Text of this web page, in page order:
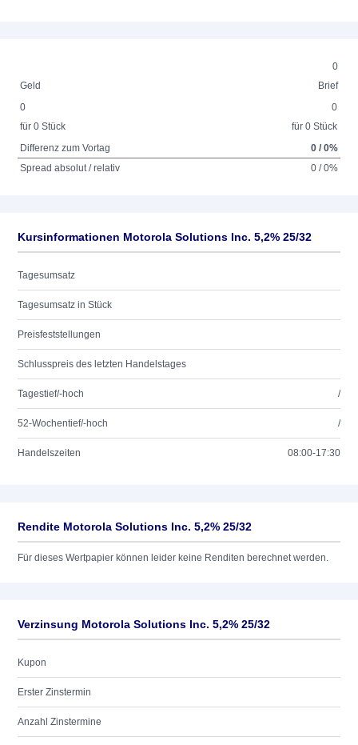
0
Geld
Brief
0
für 0 Stück
0
für 0 Stück
Differenz zum Vortag
0 / 0%
Spread absolut / relativ
0 / 0%
Kursinformationen Motorola Solutions Inc. 5,2% 25/32
Tagesumsatz
Tagesumsatz in Stück
Preisfeststellungen
Schlusspreis des letzten Handelstages
Tagestief/-hoch /
52-Wochentief/-hoch /
Handelszeiten 08:00-17:30
Rendite Motorola Solutions Inc. 5,2% 25/32
Für dieses Wertpapier können leider keine Renditen berechnet werden.
Verzinsung Motorola Solutions Inc. 5,2% 25/32
Kupon
Erster Zinstermin
Anzahl Zinstermine